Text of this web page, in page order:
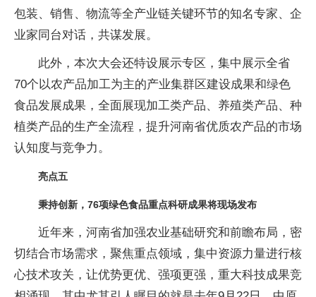
包装、销售、物流等全产业链关键环节的知名专家、企
业家同台对话，共谋发展。
此外，本次大会还特设展示专区，集中展示全省
70个以农产品加工为主的产业集群区建设成果和绿色
食品发展成果，全面展现加工类产品、养殖类产品、种
植类产品的生产全流程，提升河南省优质农产品的市场
认知度与竞争力。
亮点五
秉持创新，76项绿色食品重点科研成果将现场发布
近年来，河南省加强农业基础研究和前瞻布局，密
切结合市场需求，聚焦重点领域，集中资源力量进行核
心技术攻关，让优势更优、强项更强，重大科技成果竞